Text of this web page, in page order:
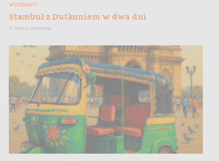
WYPRAWY
Stambuł z Dutkoniem w dwa dni
8 minut czytania